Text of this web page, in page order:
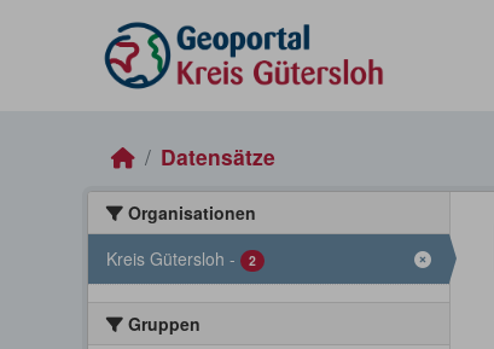
Datensätze
Organisationen
Kreis Gütersloh - 2
Gruppen